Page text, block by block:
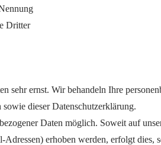
Dritter
sehr ernst. Wir behandeln Ihre
dieser Datenschutzerklärung.
Daten möglich. Soweit auf
erhoben werden, erfolgt dies,